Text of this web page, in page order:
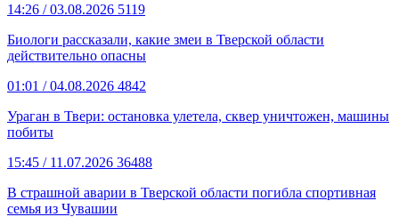
14:26 / 03.08.2026 5119
Биологи рассказали, какие змеи в Тверской области
действительно опасны
01:01 / 04.08.2026 4842
Ураган в Твери: остановка улетела, сквер уничтожен, машины
побиты
15:45 / 11.07.2026 36488
В страшной аварии в Тверской области погибла спортивная
семья из Чувашии